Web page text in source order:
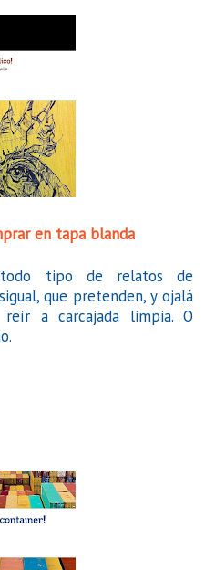
en tapa blanda
todo tipo de relatos de
que pretenden, y ojalá
a carcajada limpia. O